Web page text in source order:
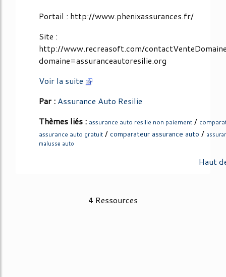
Portail : http://www.phenixassurances.fr/
Site :
http://www.recreasoft.com/
domaine=assuranceautoresilie.org
Voir la suite
Par : Assurance Auto Resilie
Thèmes liés : assurance auto resilie non paiement /
assurance auto gratuit / comparateur assurance auto /
malusse auto
Haut
4 Ressources